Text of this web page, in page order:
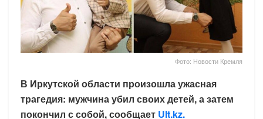
Фото: Новости Кремля
В Иркутской области произошла ужасная
трагедия: мужчина убил своих детей, а затем
покончил с собой, сообщает Ult.kz.